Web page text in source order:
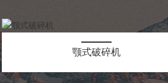
颚式破碎机